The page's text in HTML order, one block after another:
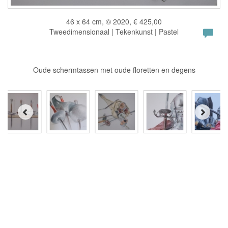
46 x 64 cm, © 2020, € 425,00
Tweedimensionaal | Tekenkunst | Pastel
Oude schermtassen met oude floretten en degens